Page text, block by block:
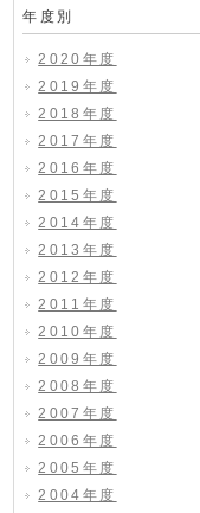
年度別
2020年度
2019年度
2018年度
2017年度
2016年度
2015年度
2014年度
2013年度
2012年度
2011年度
2010年度
2009年度
2008年度
2007年度
2006年度
2005年度
2004年度